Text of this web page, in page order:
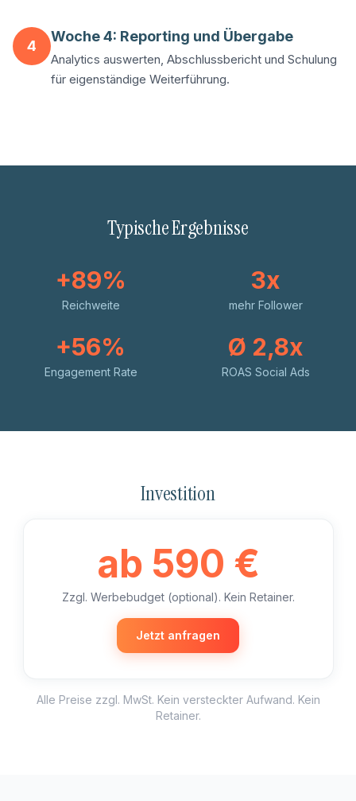
4
Woche 4: Reporting und Übergabe
Analytics auswerten, Abschlussbericht und Schulung
für eigenständige Weiterführung.
Typische Ergebnisse
+89%
Reichweite
3x
mehr Follower
+56%
Engagement Rate
Ø 2,8x
ROAS Social Ads
Investition
ab 590 €
Zzgl. Werbebudget (optional). Kein Retainer.
Jetzt anfragen
Alle Preise zzgl. MwSt. Kein versteckter Aufwand. Kein
Retainer.